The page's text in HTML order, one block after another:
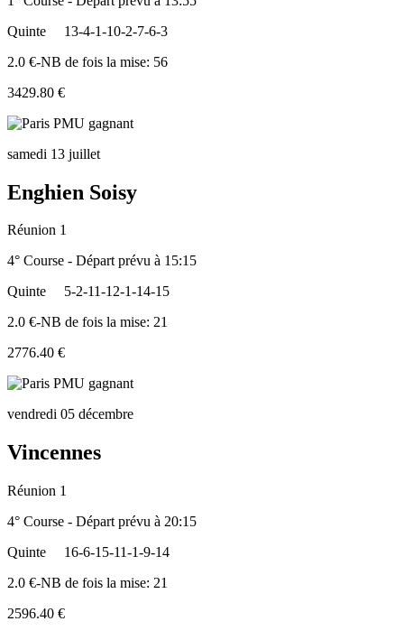
Quinte
13-4-1-10-2-7-6-3
2.0 €-NB de fois la mise: 56
3429.80 €
samedi 13 juillet
Enghien Soisy
Réunion 1
4° Course - Départ prévu à 15:15
Quinte
5-2-11-12-1-14-15
2.0 €-NB de fois la mise: 21
2776.40 €
vendredi 05 décembre
Vincennes
Réunion 1
4° Course - Départ prévu à 20:15
Quinte
16-6-15-11-1-9-14
2.0 €-NB de fois la mise: 21
2596.40 €